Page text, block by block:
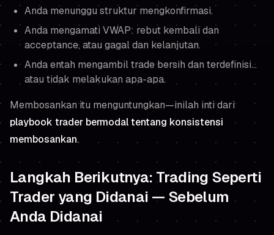
Anda menunggu struktur mengkonfirmasi.
Anda mengamati VWAP: rebut kembali dan
acceptance, atau gagal dan kelanjutan.
Anda entah mengambil trade bersih dan terdefinisi…
atau tidak melakukan apa-apa.
Membosankan itu menguntungkan—inilah inti dari
playbook trader bermodal tentang konsistensi
membosankan.
Langkah Berikutnya: Trading Seperti
Trader yang Didanai — Sebelum
Anda Didanai